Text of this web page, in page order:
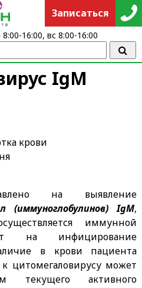
IgМ
крови
на выявление
(иммуноглобулинов) IgM,
иммунной
на инфицирование
в крови пациента
цитомегаловирусу может
текущего активного
Записаться
16:00, вс 8:00-16:00